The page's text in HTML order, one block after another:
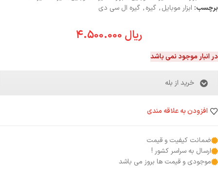
برچسب: ابزار موبایل, گیره, گیره ال سی دی
ریال
در انبار موجود نمی باشد
خرید از بله
افزودن به علاقه مندی
ضمانت کیفیت و قیمت
ارسال به سراسر کشور !
موجودی و قیمت ها بروز می باشد